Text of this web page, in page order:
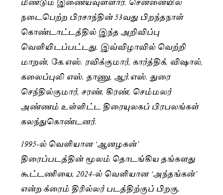
நடைபெற்ற பிரசாந்தின் 53வது பிறந்தநாள்
கொண்டாட்டத்தில் இந்த அறிவிப்பு
வெளியிடப்பட்டது. இவ்விழாவில் வெற்றி
மாறன், கே.எஸ். ரவிக்குமார், கார்த்திக், விஷால்,
கலைப்புலி எஸ். தாணு, ஆர்.எஸ். துரை
செந்தில்குமார், சரண், கிரண், செம்மலர்
அண்ணம் உள்ளிட்ட திரையுலகப் பிரபலங்கள்
கலந்துகொண்டனர்.
1995-ல் வெளியான ‘ஆனழகன்’
திரைப்படத்தின் மூலம் தொடங்கிய தங்களது
கூட்டணியை, 2024-ல் வெளியான ‘அந்தங்கன்’
என்ற க்ரைம் திரில்லர் படத்திற்குப் பிறகு,